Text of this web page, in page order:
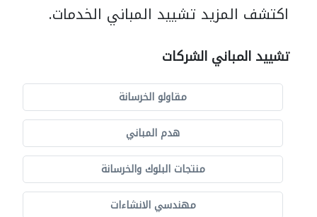
اكتشف المزيد تشييد المباني الخدمات.
تشييد المباني الشركات
مقاولو الخرسانة
هدم المباني
منتجات البلوك والخرسانة
مهندسي الانشاءات